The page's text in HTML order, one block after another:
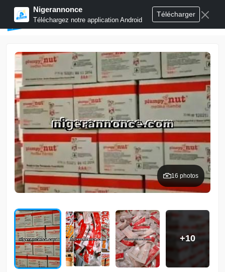
Nigerannonce
Téléchargez notre application Android
Télécharger
Publier annonces
16 photos
+10